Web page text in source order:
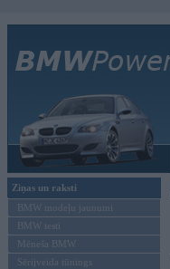
Ziņas un raksti
BMW modeļu jaunumi
BMW testi
Mēneša BMW
Sērijveida tūnings